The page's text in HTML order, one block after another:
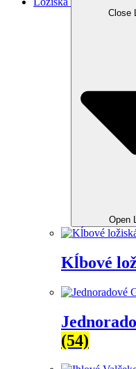
Close
Open
Kĺbové
(54)